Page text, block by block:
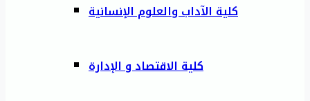
كلية الآداب والعلوم الإنسانية
كلية الاقتصاد و الإدارة